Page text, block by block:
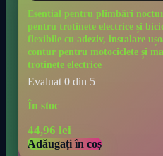
Esential pentru plimbări
pentru trotinete electrice și
flexibile cu adeziv, instalare
contur pentru motociclete și
trotinete electrice
Evaluat 0 din 5
În stoc
44,96 lei
Adăugați în coș